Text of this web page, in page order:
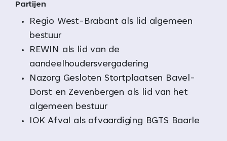
Partijen
Regio West-Brabant als lid algemeen
bestuur
REWIN als lid van de
aandeelhoudersvergadering
Nazorg Gesloten Stortplaatsen Bavel-
Dorst en Zevenbergen als lid van het
algemeen bestuur
IOK Afval als afvaardiging BGTS Baarle